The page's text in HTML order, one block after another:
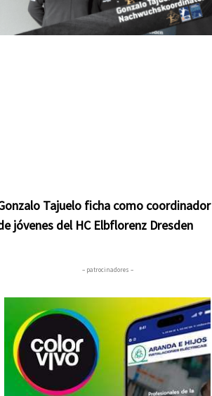
Tajuelo ficha como coordinador
jóvenes del HC Elbflorenz Dresden
– patrocinadores –